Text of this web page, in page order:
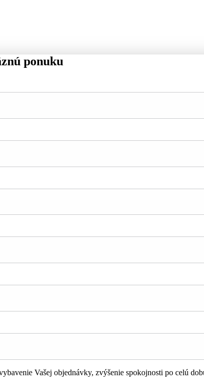
ponuku
Vašej objednávky, zvýšenie spokojnosti po celú